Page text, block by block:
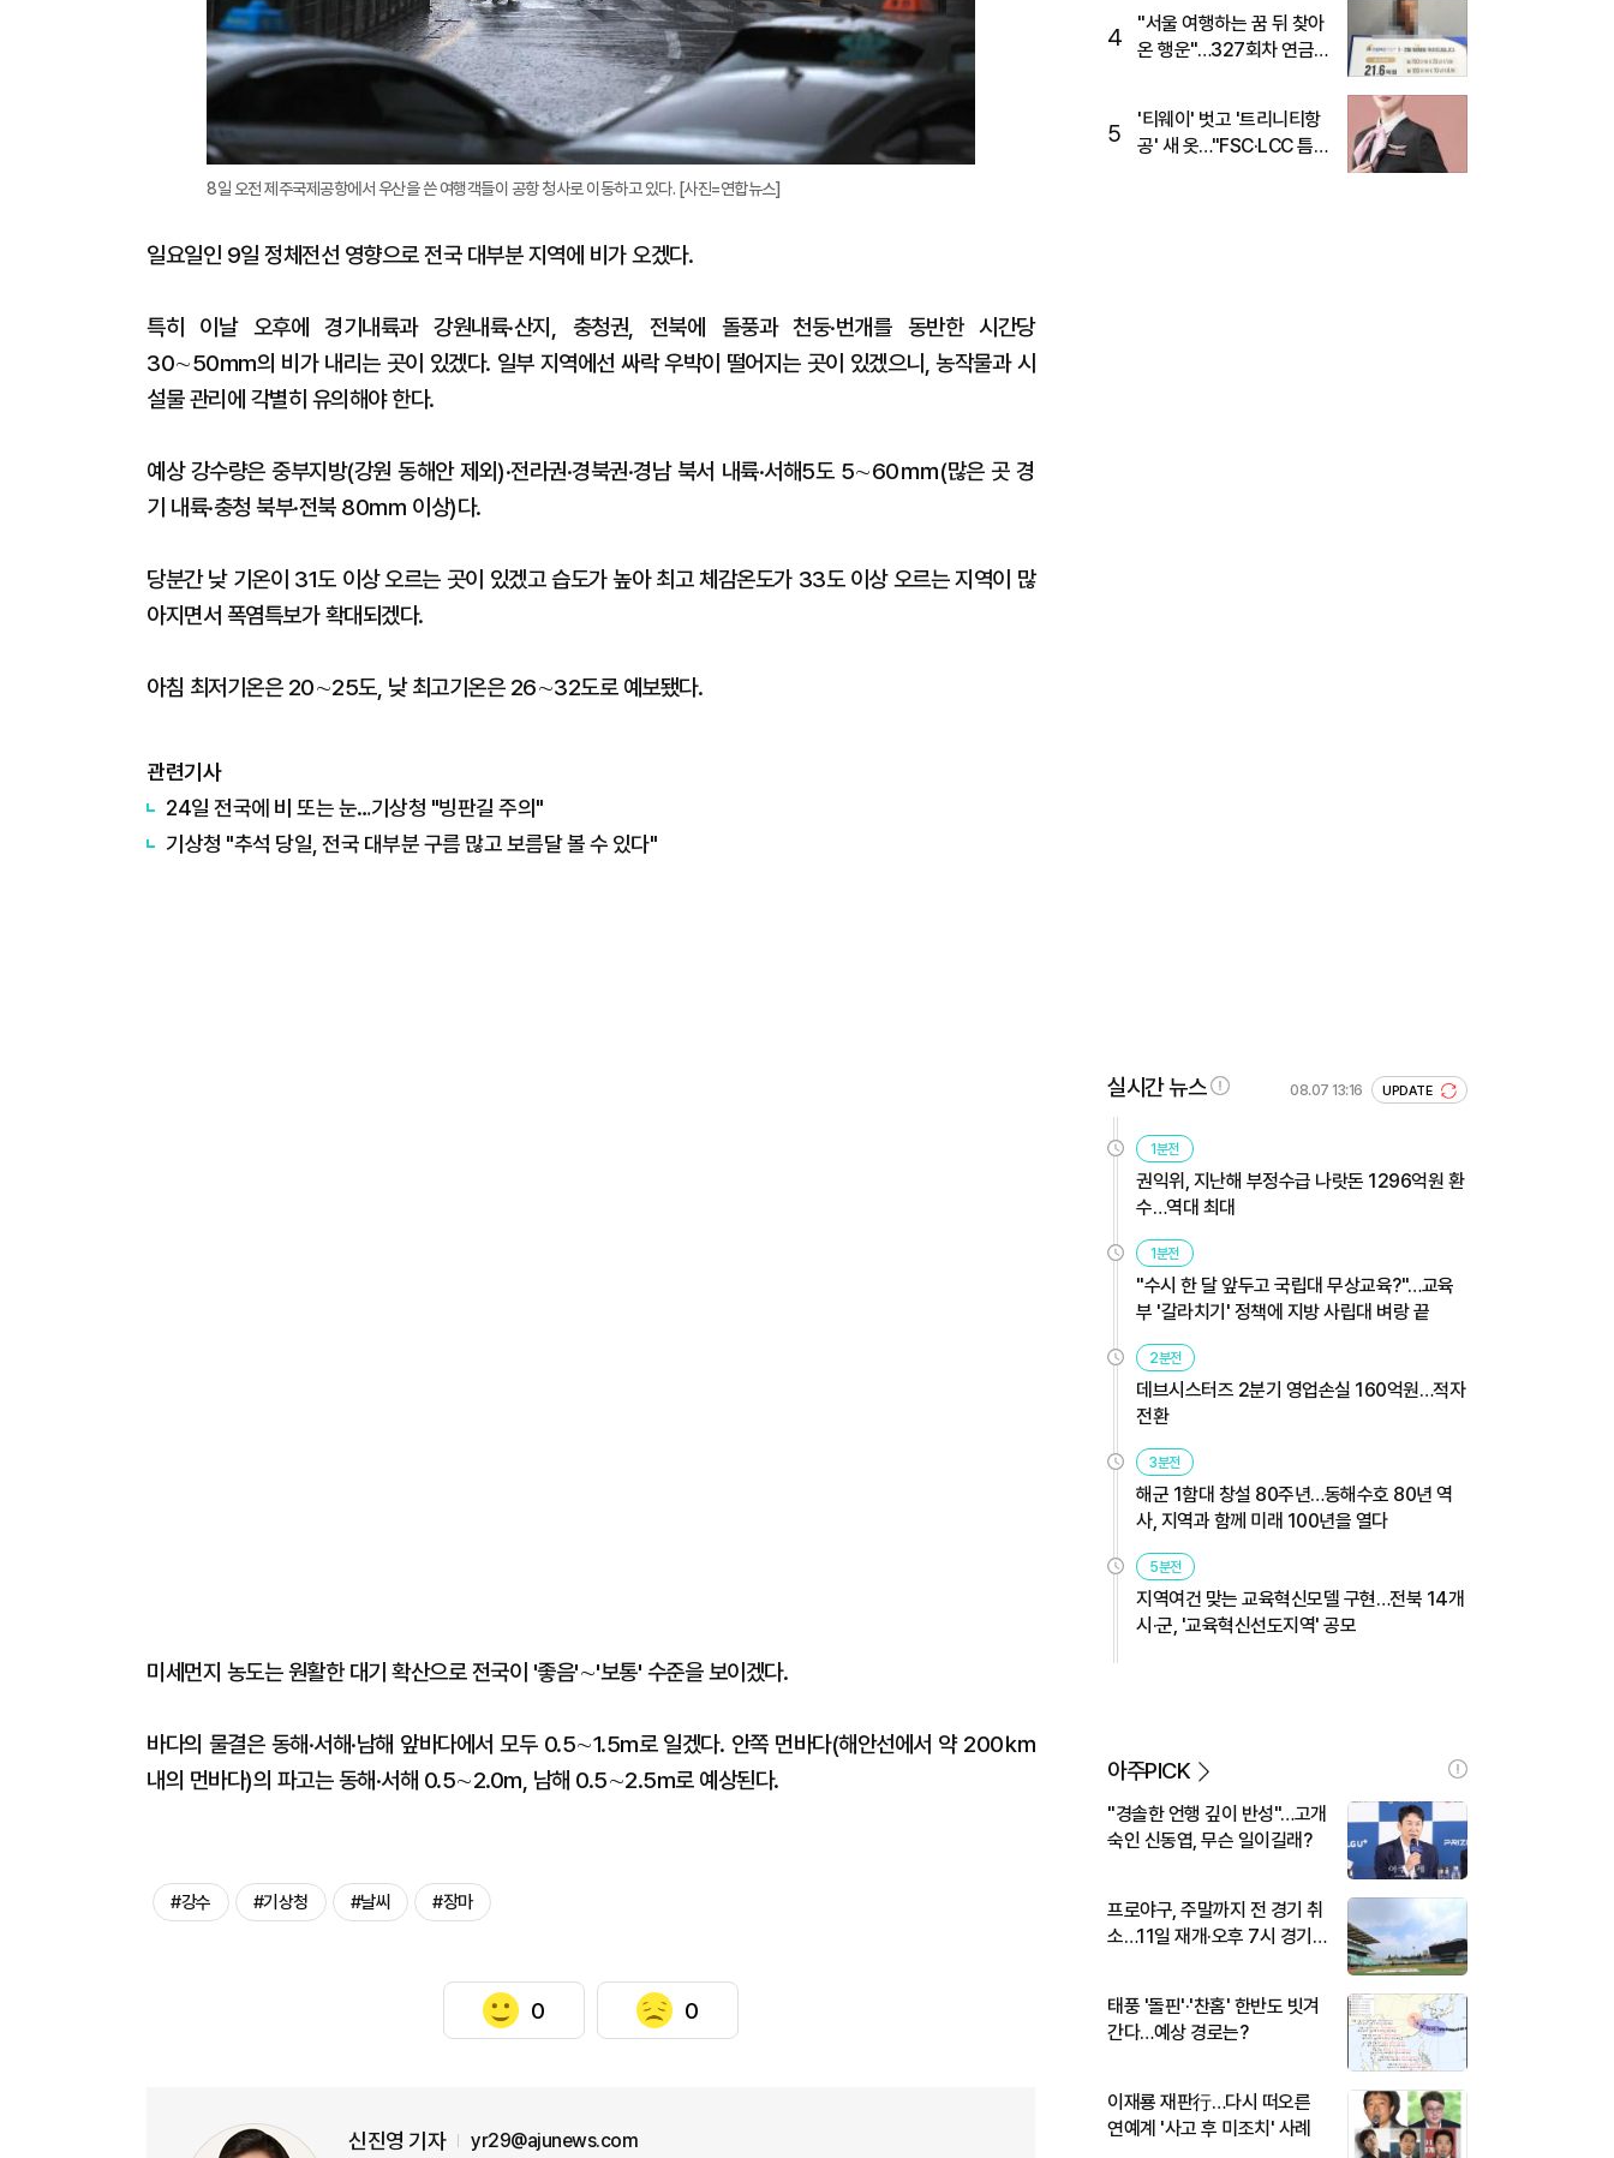
8일 오전 제주국제공항에서 우산을 쓴 여행객들이 공항 청사로 이동하고 있다. [사진=연합뉴스]
일요일인 9일 정체전선 영향으로 전국 대부분 지역에 비가 오겠다.
특히 이날 오후에 경기내륙과 강원내륙·산지, 충청권, 전북에 돌풍과 천둥·번개를 동반한 시간당
30∼50mm의 비가 내리는 곳이 있겠다. 일부 지역에선 싸락 우박이 떨어지는 곳이 있겠으니, 농작물과 시
설물 관리에 각별히 유의해야 한다.
예상 강수량은 중부지방(강원 동해안 제외)·전라권·경북권·경남 북서 내륙·서해5도 5∼60㎜(많은 곳 경
기 내륙·충청 북부·전북 80㎜ 이상)다.
당분간 낮 기온이 31도 이상 오르는 곳이 있겠고 습도가 높아 최고 체감온도가 33도 이상 오르는 지역이 많
아지면서 폭염특보가 확대되겠다.
아침 최저기온은 20∼25도, 낮 최고기온은 26∼32도로 예보됐다.
관련기사
24일 전국에 비 또는 눈…기상청 "빙판길 주의"
​기상청 "추석 당일, 전국 대부분 구름 많고 보름달 볼 수 있다"
미세먼지 농도는 원활한 대기 확산으로 전국이 '좋음'∼'보통' 수준을 보이겠다.
바다의 물결은 동해·서해·남해 앞바다에서 모두 0.5∼1.5m로 일겠다. 안쪽 먼바다(해안선에서 약 200㎞
내의 먼바다)의 파고는 동해·서해 0.5∼2.0m, 남해 0.5∼2.5m로 예상된다.
#강수 #기상청 #날씨 #장마
0 0
신진영 기자 yr29@ajunews.com
4
"서울 여행하는 꿈 뒤 찾아
온 행운"…327회차 연금
5
'티웨이' 벗고 '트리니티항
공' 새 옷…"FSC·LCC 틈
실시간 뉴스 08.07 13:16 UPDATE
1분전
권익위, 지난해 부정수급 나랏돈 1296억원 환
수…역대 최대
1분전
"수시 한 달 앞두고 국립대 무상교육?"…교육
부 '갈라치기' 정책에 지방 사립대 벼랑 끝
2분전
데브시스터즈 2분기 영업손실 160억원…적자
전환
3분전
해군 1함대 창설 80주년…동해수호 80년 역
사, 지역과 함께 미래 100년을 열다
5분전
지역여건 맞는 교육혁신모델 구현…전북 14개
시·군, '교육혁신선도지역' 공모
아주PICK
"경솔한 언행 깊이 반성"…고개
숙인 신동엽, 무슨 일이길래?
프로야구, 주말까지 전 경기 취
소…11일 재개·오후 7시 경기
태풍 '돌핀'·'찬홈' 한반도 빗겨
간다…예상 경로는?
이재룡 재판行…다시 떠오른
연예계 '사고 후 미조치' 사례